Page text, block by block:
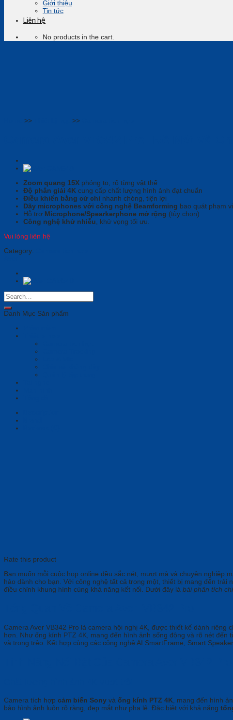
Giới thiệu
Tin tức
Liên hệ
No products in the cart.
>> >>
Zoom quang 15X phóng to, rõ từng vật thể
Độ phân giải 4K cung cấp chất lượng hình ảnh đạt chuẩn
Điều khiển bằng cử chỉ nhanh chóng, tiện lợi
Dãy microphones với công nghệ Beamforming bao quát phạm
Hỗ trợ Microphone/Spearkerphone mở rộng (tùy chọn)
Công nghệ khử nhiễu , khử vọng tối ưu.
Vui lòng liên hệ
Category:
Danh Mục Sản phẩm
Rate this product
Bạn muốn mỗi cuộc họp online đều sắc nét, mượt mà và chuyên nghiệp
hảo dành cho bạn. Với công nghệ tất cả trong một, thiết bị mang đến
điều chỉnh khung hình cùng khả năng kết nối. Dưới đây là bài phân tích
Camera Aver VB342 Pro là camera hội nghị 4K, được thiết kế dành
hơn. Như ống kính PTZ 4K, mang đến hình ảnh sống động và rõ nét
và trong trẻo. Kết hợp cùng các công nghệ AI SmartFrame, Smart
Camera tích hợp cảm biến Sony và ống kính PTZ 4K , mang đến hình
bảo hình ảnh luôn rõ ràng, đẹp mắt như pha lê. Đặc biệt với khả năng